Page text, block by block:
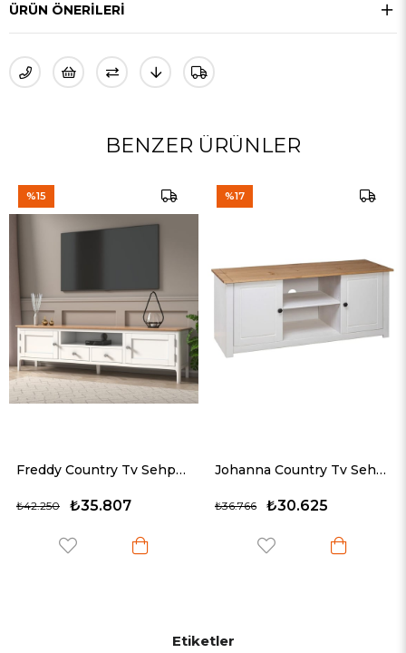
ÜRÜN ÖNERILERI
BENZER ÜRÜNLER
Freddy Country Tv Sehpası Johanna Country Tv Sehpası
₺30.625
₺36.766 ₺43.497
Etiketler